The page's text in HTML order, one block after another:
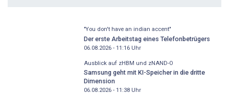
"You don't have an indian accent"
Der erste Arbeitstag eines Telefonbetrügers
06.08.2026 - 11:16Uhr
Ausblick auf zHBM und zNAND-O
Samsung geht mit KI-Speicher in die dritte
Dimension
06.08.2026 - 11:38Uhr